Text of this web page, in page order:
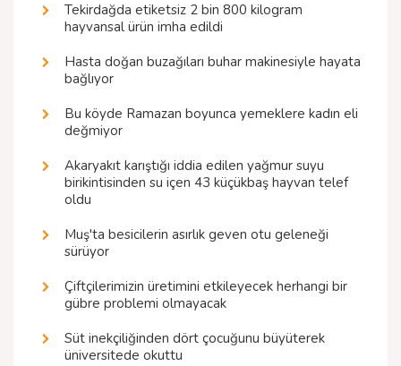
Tekirdağda etiketsiz 2 bin 800 kilogram
hayvansal ürün imha edildi
Hasta doğan buzağıları buhar makinesiyle hayata
bağlıyor
Bu köyde Ramazan boyunca yemeklere kadın eli
değmiyor
Akaryakıt karıştığı iddia edilen yağmur suyu
birikintisinden su içen 43 küçükbaş hayvan telef
oldu
Muş'ta besicilerin asırlık geven otu geleneği
sürüyor
Çiftçilerimizin üretimini etkileyecek herhangi bir
gübre problemi olmayacak
Süt inekçiliğinden dört çocuğunu büyüterek
üniversitede okuttu